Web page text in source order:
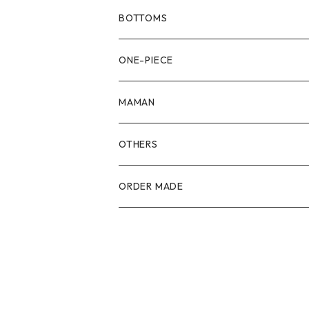
80size
90size
100size
110size
BOTTOMS
80size
90size
100size
110size
ONE-PIECE
80size
90size
100size
MAMAN
OTHERS
ORDER MADE